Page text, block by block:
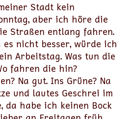
Stadt kein
aber ich höre die
Straßen entlang fahren.
es nicht besser, würde ich
Arbeitstag. Was tun die
fahren die hin?
Na gut. Ins Grüne? Na
und lautes Geschrei im
da habe ich keinen Bock